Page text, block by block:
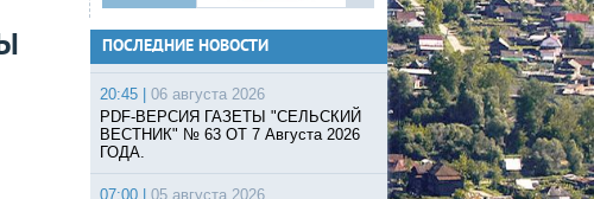
ПОСЛЕДНИЕ НОВОСТИ
20:45 |
06 августа 2026
PDF-ВЕРСИЯ ГАЗЕТЫ "СЕЛЬСКИЙ
ВЕСТНИК" № 63 ОТ 7 Августа 2026
ГОДА.
07:00 |
05 августа 2026